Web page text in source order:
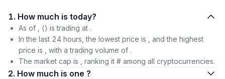
1. How much is today?
As of , () is trading at .
In the last 24 hours, the lowest price is , and the highest
price is , with a trading volume of .
The market cap is , ranking it # among all cryptocurrencies.
2. How much is one ?